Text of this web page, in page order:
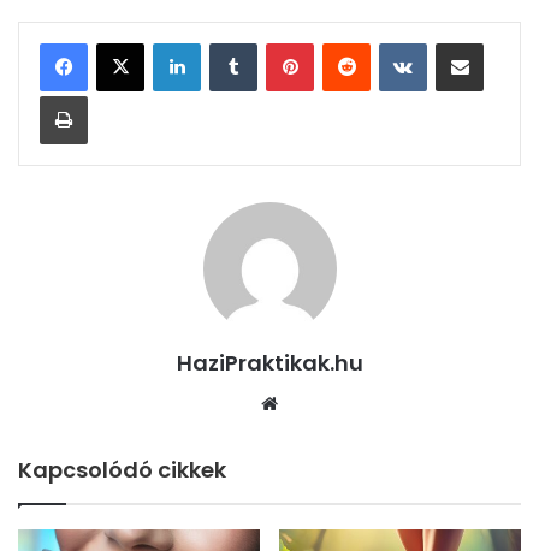
LinkedInTumblr PinterestReddit VKontakteMegosztás email-ben
Nyomtatás
HaziPraktikak.hu
Kapcsolódó cikkek